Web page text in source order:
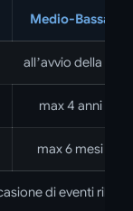
Medio-Bassa
all’avvio della
max 4 anni
max 6 mesi
di eventi